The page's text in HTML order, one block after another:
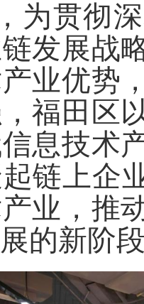
为贯彻
发展战
业优势
福田区
息技术
链上企
业，推
的新阶